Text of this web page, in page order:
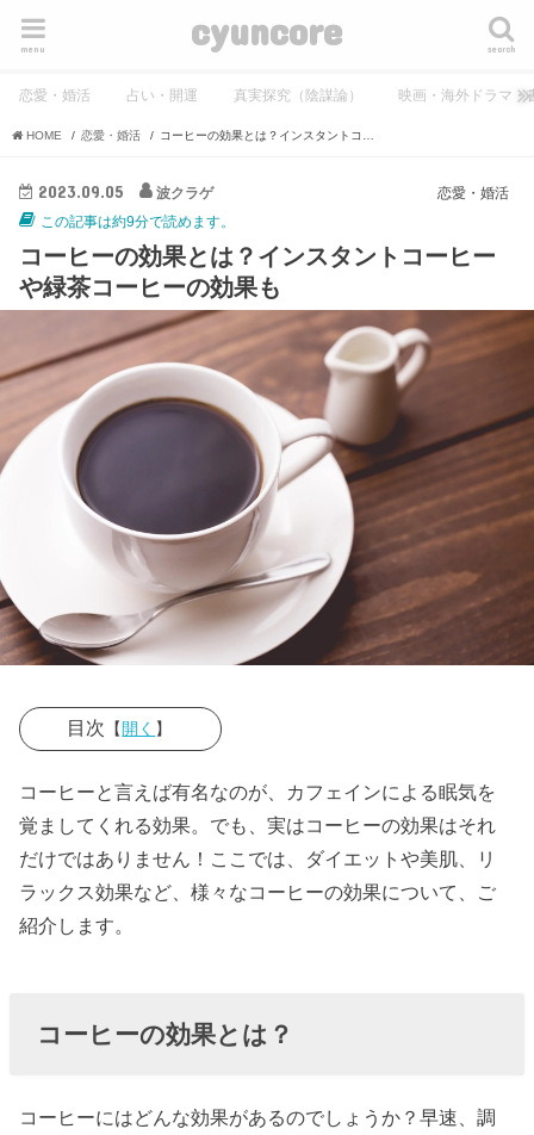
cyuncore search
menu
恋愛・婚活 占い・開運 真実探究（陰謀論） 映画・海外ドラマ・
HOME 恋愛・婚活
恋愛・婚活
2023.09.05
波クラゲ
この記事は約9分で読めます。
コーヒーの効果とは？インスタントコーヒー
や緑茶コーヒーの効果も
目次 【開く 】
› コーヒーの効
果とは？
» コーヒ
ーの効
果①眠
» コーヒ
果②脂
コーヒーと言えば有名なのが、カフェインによる眠気を
覚ましてくれる効果。でも、実はコーヒーの効果はそれ
だけではありません！ここでは、ダイエットや美肌、リ
ラックス効果など、様々なコーヒーの効果について、ご
紹介します。
コーヒーの効果とは？
コーヒーにはどんな効果があるのでしょうか？早速、調